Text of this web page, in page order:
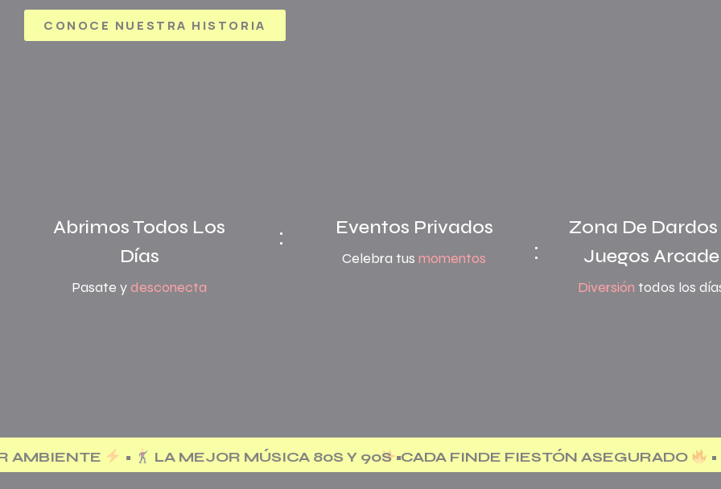
CONOCE NUESTRA HISTORIA
Abrimos Todos Los
Días
Pasate ydesconecta
: Eventos Privados
Celebra tus momentos :
Zona De Dardos
Juegos Arcade
Diversión todos los
CADA FINDE FIESTÓN ASEGURADO • TODOS LOS
MEJOR MÚSICA 80S Y 90S •